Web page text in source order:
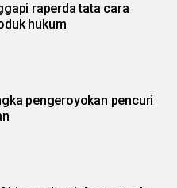
raperda tata cara
hukum
pengeroyokan pencuri